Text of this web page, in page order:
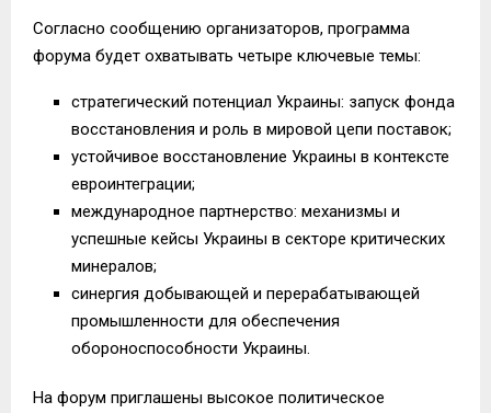
Согласно сообщению организаторов, программа
форума будет охватывать четыре ключевые темы:
стратегический потенциал Украины: запуск фонда
восстановления и роль в мировой цепи поставок;
устойчивое восстановление Украины в контексте
евроинтеграции;
международное партнерство: механизмы и
успешные кейсы Украины в секторе критических
минералов;
синергия добывающей и перерабатывающей
промышленности для обеспечения
обороноспособности Украины.
На форум приглашены высокое политическое